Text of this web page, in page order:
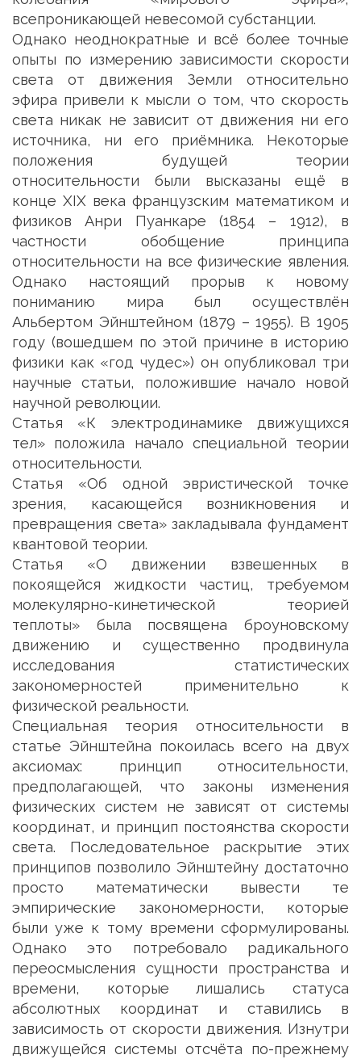
всепроникающей невесомой субстанции.
Однако неоднократные и всё более точные
опыты по измерению зависимости скорости
света от движения Земли относительно
эфира привели к мысли о том, что скорость
света никак не зависит от движения ни его
источника, ни его приёмника. Некоторые
положения будущей теории
относительности были высказаны ещё в
конце XIX века французским математиком и
физиков Анри Пуанкаре (1854 – 1912), в
частности обобщение принципа
относительности на все физические явления.
Однако настоящий прорыв к новому
пониманию мира был осуществлён
Альбертом Эйнштейном (1879 – 1955). В 1905
году (вошедшем по этой причине в историю
физики как «год чудес») он опубликовал три
научные статьи, положившие начало новой
научной революции.
Статья «К электродинамике движущихся
тел» положила начало специальной теории
относительности.
Статья «Об одной эвристической точке
зрения, касающейся возникновения и
превращения света» закладывала фундамент
квантовой теории.
Статья «О движении взвешенных в
покоящейся жидкости частиц, требуемом
молекулярно-кинетической теорией
теплоты» была посвящена броуновскому
движению и существенно продвинула
исследования статистических
закономерностей применительно к
физической реальности.
Специальная теория относительности в
статье Эйнштейна покоилась всего на двух
аксиомах: принцип относительности,
предполагающей, что законы изменения
физических систем не зависят от системы
координат, и принцип постоянства скорости
света. Последовательное раскрытие этих
принципов позволило Эйнштейну достаточно
просто математически вывести те
эмпирические закономерности, которые
были уже к тому времени сформулированы.
Однако это потребовало радикального
переосмысления сущности пространства и
времени, которые лишались статуса
абсолютных координат и ставились в
зависимость от скорости движения. Изнутри
движущейся системы отсчёта по-прежнему